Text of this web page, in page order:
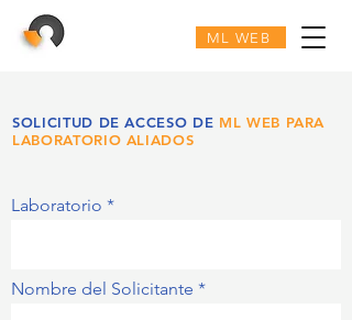
ML WEB
SOLICITUD DE ACCESO DE ML WEB PARA
LABORATORIO ALIADOS
Laboratorio
Nombre del Solicitante